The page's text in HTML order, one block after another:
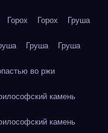
Горох Горох Груша
Груша Груша
во ржи
камень
камень